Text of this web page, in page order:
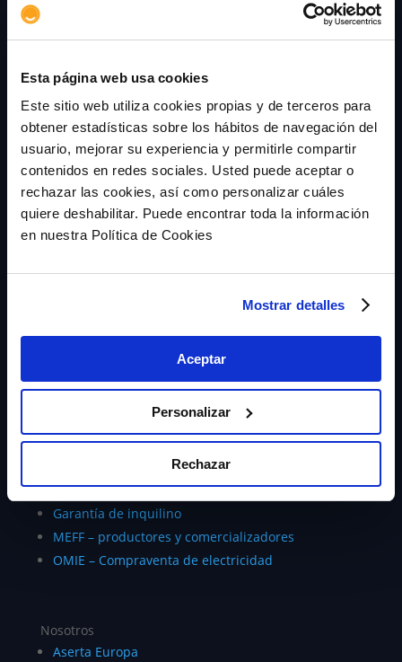
Esta página web usa cookies
Este sitio web utiliza cookies propias y de terceros para
obtener estadísticas sobre los hábitos de navegación del
usuario, mejorar su experiencia y permitirle compartir
contenidos en redes sociales. Usted puede aceptar o
rechazar las cookies, así como personalizar cuáles
quiere deshabilitar. Puede encontrar toda la información
en nuestra Política de Cookies
Mostrar detalles
Aceptar
Personalizar
Rechazar
contacto@aserta.com.es
Calle Velázquez 94, 3ª
28006 Madrid
Seguros de caución
Devolución de cantidades anticipadas
Cumplimiento de contratos privados
Energías renovables
Garantía de inquilino
MEFF – productores y comercializadores
OMIE – Compraventa de electricidad
Nosotros
Aserta Europa